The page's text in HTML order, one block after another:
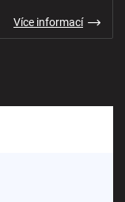
Více informací